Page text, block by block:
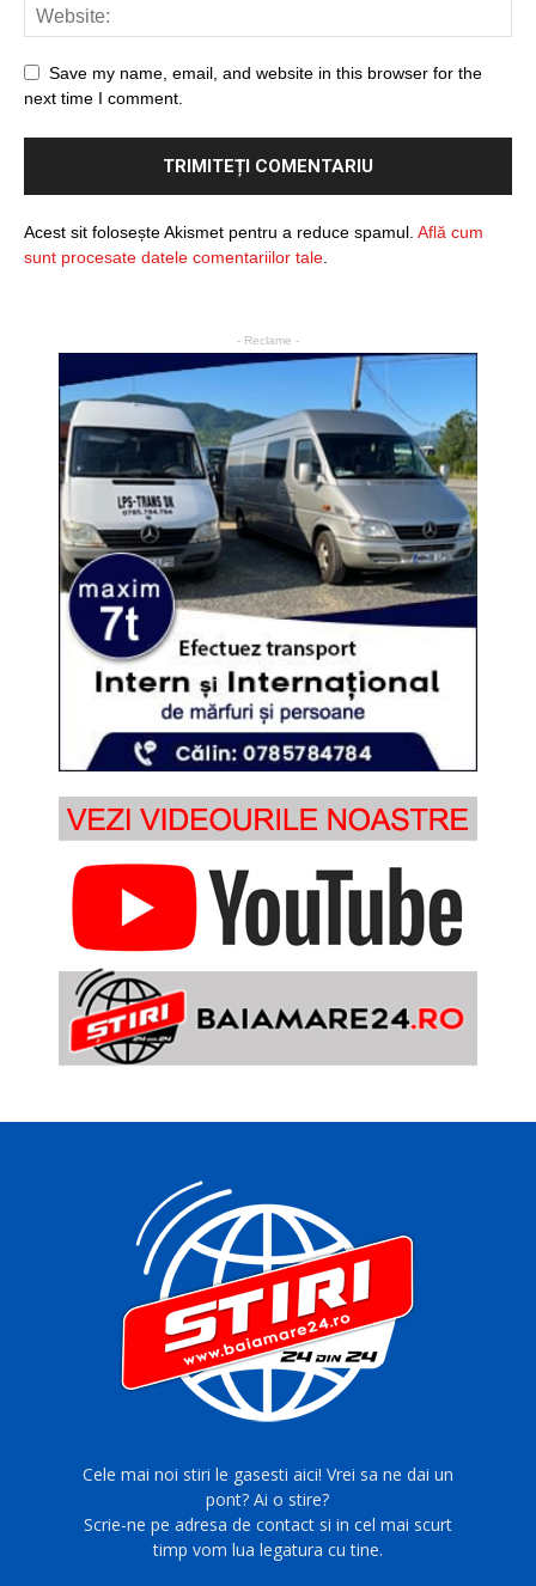
Save my name, email, and website in this browser for the
next time I comment.
Acest sit folosește Akismet pentru a reduce spamul. Află cum
sunt procesate datele comentariilor tale
- Reclame -
Cele mai noi stiri le gasesti aici! Vrei sa ne dai un
pont? Ai o stire?
Scrie-ne pe adresa de contact si in cel mai scurt
timp vom lua legatura cu tine.